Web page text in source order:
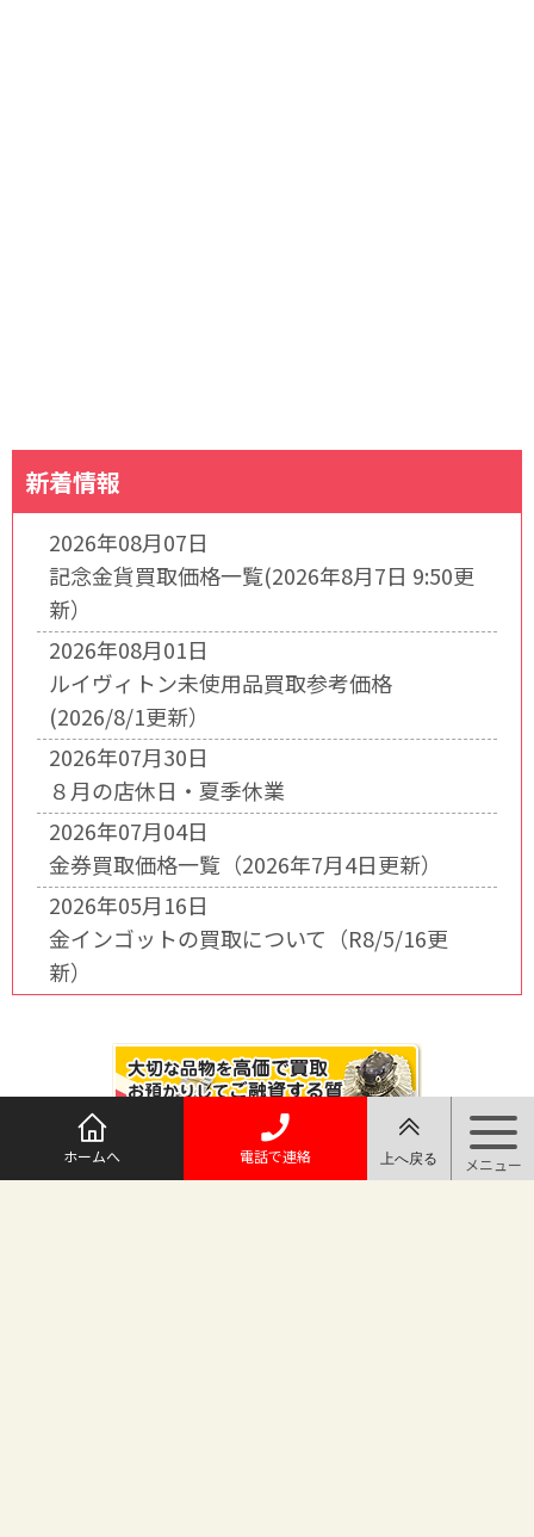
新着情報
2026年08月07日
記念金貨買取価格一覧(2026年8月7日 9:50更
新）
2026年08月01日
ルイヴィトン未使用品買取参考価格
(2026/8/1更新）
2026年07月30日
８月の店休日・夏季休業
2026年07月04日
金券買取価格一覧（2026年7月4日更新）
2026年05月16日
金インゴットの買取について（R8/5/16更
新）
ホームへ 電話で連絡